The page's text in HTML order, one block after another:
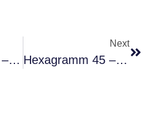
Hexagramm 23 – Quintessenz
Next
Hexagramm 45 – Von Dominanz Zu Gemeinschaft